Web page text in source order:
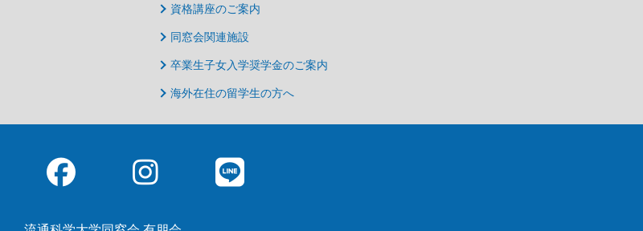
資格講座のご案内
同窓会関連施設
卒業生子女入学奨学金のご案内
海外在住の留学生の方へ